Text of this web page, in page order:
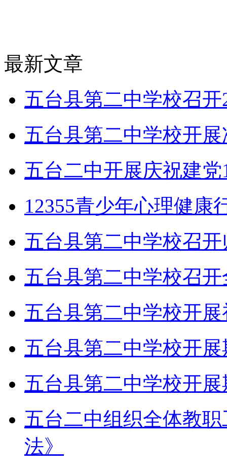
最新文章
五台县第二中学校召
五台县第二中学校开
五台二中开展庆祝建
12355青少年心理健康
五台县第二中学校召
五台县第二中学校召
五台县第二中学校开
五台县第二中学校开
五台县第二中学校开
五台二中组织全体教
法》